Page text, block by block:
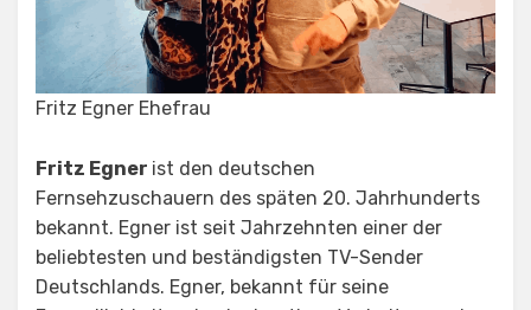
Fritz Egner Ehefrau
Fritz Egner ist den deutschen
Fernsehzuschauern des späten 20. Jahrhunderts
bekannt. Egner ist seit Jahrzehnten einer der
beliebtesten und beständigsten TV-Sender
Deutschlands. Egner, bekannt für seine